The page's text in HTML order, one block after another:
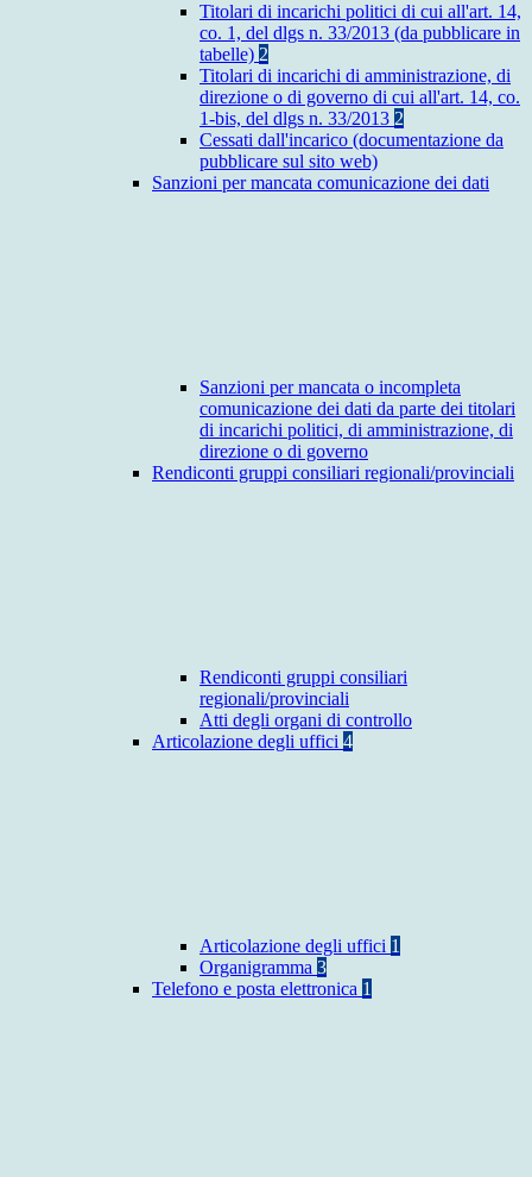
Titolari di incarichi politici di cui all'art. 14,
co. 1, del dlgs n. 33/2013 (da pubblicare in
tabelle) 2
Titolari di incarichi di amministrazione, di
direzione o di governo di cui all'art. 14, co.
1-bis, del dlgs n. 33/2013 2
Cessati dall'incarico (documentazione da
pubblicare sul sito web)
Sanzioni per mancata comunicazione dei dati
Sanzioni per mancata o incompleta
comunicazione dei dati da parte dei titolari
di incarichi politici, di amministrazione, di
direzione o di governo
Rendiconti gruppi consiliari regionali/provinciali
Rendiconti gruppi consiliari
regionali/provinciali
Atti degli organi di controllo
Articolazione degli uffici 4
Articolazione degli uffici 1
Organigramma 3
Telefono e posta elettronica 1